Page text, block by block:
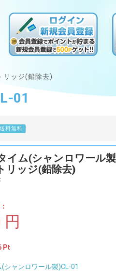
リッジ(鉛除去)
01
送料無料
イム(シャンロワール
リッジ(鉛除去)
円
Pt
シャンロワール製)CL-01